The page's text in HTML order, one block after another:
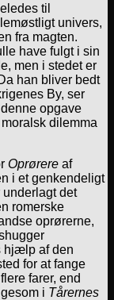
til
univers,
fra magten.
have fulgt i sin
men i stedet er
han bliver bedt
By, ser
opgave
dilemma
Oprørere af
i et genkendeligt
det
romerske
oprørerne,
hjælp af den
for at fange
farer, end
i Tårernes